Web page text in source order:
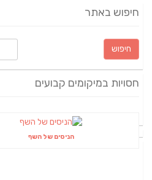
חיפוש באתר
חיפוש:
חסויות במיקומים קבועים
הניסים של השף